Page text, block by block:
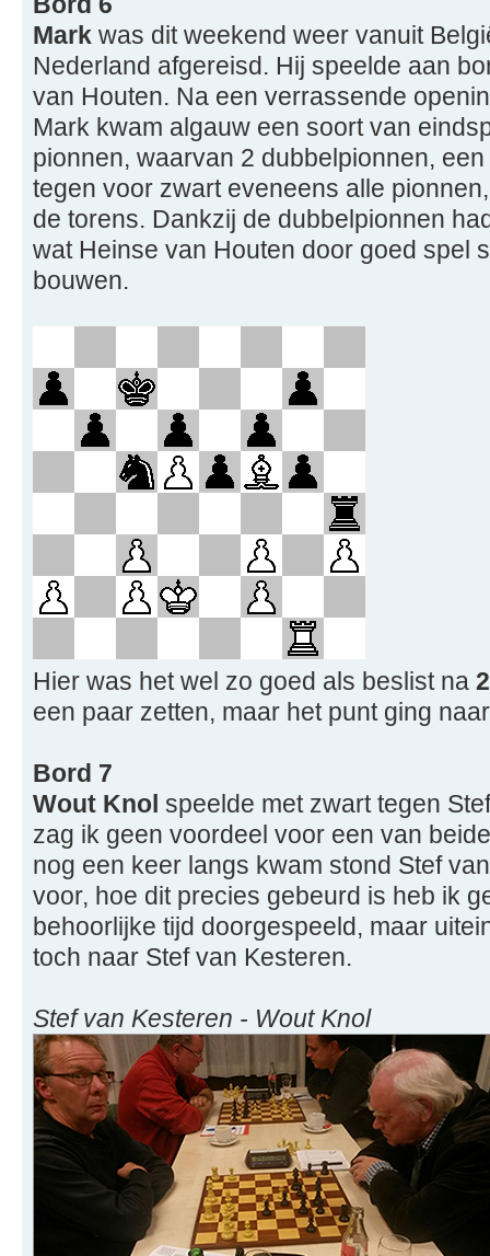
Mark was dit weekend weer vanuit
Nederland afgereisd. Hij speelde aan
van Houten. Na een verrassende
Mark kwam algauw een soort van
pionnen, waarvan 2 dubbelpionnen,
tegen voor zwart eveneens alle
de torens. Dankzij de dubbelpionnen
wat Heinse van Houten door goed spel
bouwen.
Hier was het wel zo goed als beslist na
een paar zetten, maar het punt ging
Bord 7
Wout Knol speelde met zwart tegen
zag ik geen voordeel voor een van
nog een keer langs kwam stond Stef
voor, hoe dit precies gebeurd is heb ik
behoorlijke tijd doorgespeeld, maar
toch naar Stef van Kesteren.
Stef van Kesteren - Wout Knol